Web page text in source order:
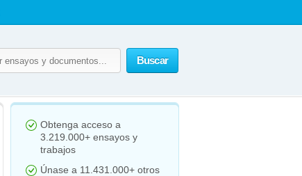
Buscar
Obtenga acceso a
3.219.000+ ensayos y
trabajos
Únase a 11.431.000+ otros